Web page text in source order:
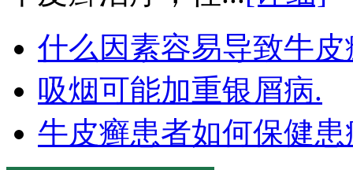
什么因素容易导致牛皮
吸烟可能加重银屑病.
牛皮癣患者如何保健